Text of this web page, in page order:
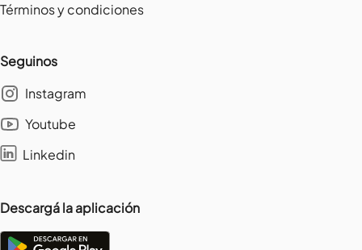
Términos y condiciones
Seguinos
Instagram
Youtube
Linkedin
Descargá la aplicación